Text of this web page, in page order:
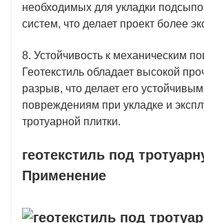
необходимых для укладки
систем, что делает проект более
8. Устойчивость к механическим
Геотекстиль обладает высокой
разрыв, что делает его
повреждениям при укладке и
тротуарной плитки.
геотекстиль под
Применение